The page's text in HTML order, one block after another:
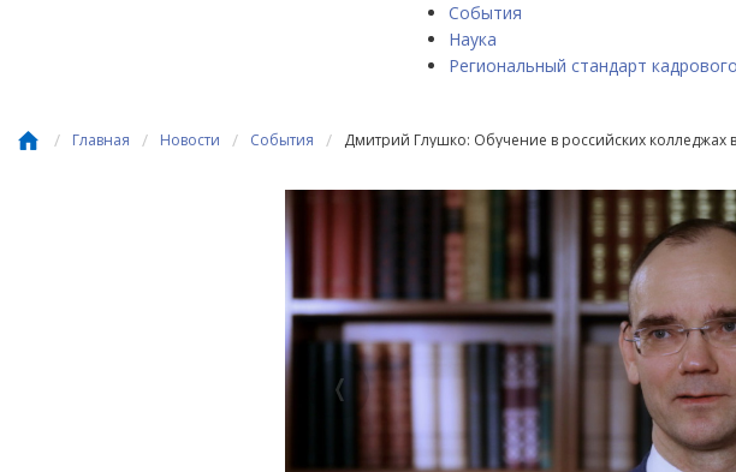
События
Наука
Региональный стандарт
/ Главная / Новости / События / Дмитрий Глушко: Обучение в российских